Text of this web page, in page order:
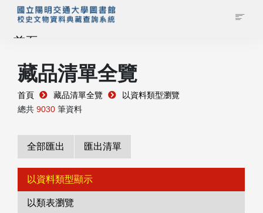
首頁
藏品查詢
校史館簡介
藏品清單全覽
資料調閱申請
管理者登入
藏品清單全覽
首頁 藏品清單全覽
以資料類型瀏覽
總共 9030 筆資料
全部匯出 匯出清單
以資料類型顯示
以類表瀏覽